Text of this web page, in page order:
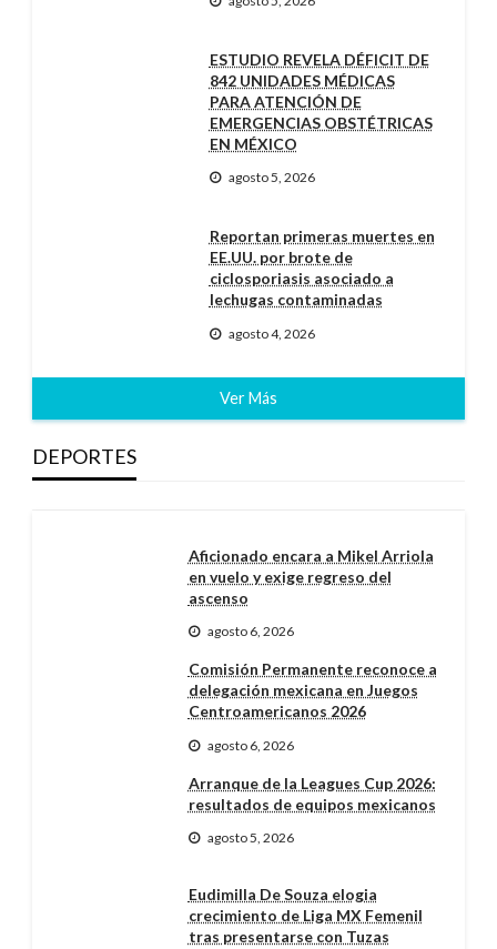
ESTUDIO REVELA DÉFICIT DE
842 UNIDADES MÉDICAS
PARA ATENCIÓN DE
EMERGENCIAS OBSTÉTRICAS
EN MÉXICO
agosto 5, 2026
Reportan primeras muertes en
EE.UU. por brote de
ciclosporiasis asociado a
lechugas contaminadas
agosto 4, 2026
Ver Más
DEPORTES
Aficionado encara a Mikel Arriola
en vuelo y exige regreso del
ascenso
agosto 6, 2026
Comisión Permanente reconoce a
delegación mexicana en Juegos
Centroamericanos 2026
agosto 6, 2026
Arranque de la Leagues Cup 2026:
resultados de equipos mexicanos
agosto 5, 2026
Eudimilla De Souza elogia
crecimiento de Liga MX Femenil
tras presentarse con Tuzas